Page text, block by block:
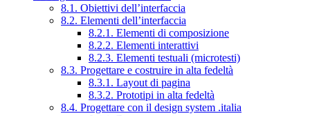
8.1. Obiettivi dell’interfaccia
8.2. Elementi dell’interfaccia
8.2.1. Elementi di composizione
8.2.2. Elementi interattivi
8.2.3. Elementi testuali (microtesti)
8.3. Progettare e costruire in alta fedeltà
8.3.1. Layout di pagina
8.3.2. Prototipi in alta fedeltà
8.4. Progettare con il design system .italia